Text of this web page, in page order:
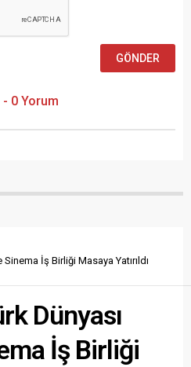
0 Yorum
İş Birliği Masaya Yatırıldı
Dünyası
İş Birliği